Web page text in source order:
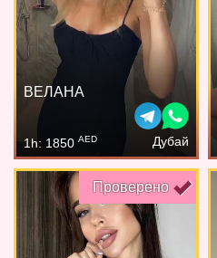
ВЕЛАНА
1h: 1850 AED Дубай
Проверено